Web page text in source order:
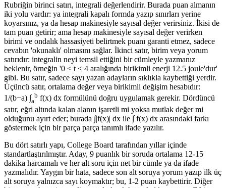
Rubriğin birinci satırı, integrali değerlendirir. Burada puan almanın
iki yolu vardır: ya integrali kapalı formda yazıp sınırları yerine
koyarsınız, ya da hesap makinesiyle sayısal değer verirsiniz. İkisi de
tam puan getirir; ama hesap makinesiyle sayısal değer verirken
birimi ve ondalık hassasiyeti belirtmek puanı garanti etmez, sadece
cevabın 'okunaklı' olmasını sağlar. İkinci satır, birim veya yorum
satırıdır: integralin neyi temsil ettiğini bir cümleyle yazmanız
beklenir, örneğin '0 ≤ t ≤ 4 aralığında birikimli enerji 12.5 joule'dur'
gibi. Bu satır, sadece sayı yazan adayların sıklıkla kaybettiği yerdir.
Üçüncü satır, ortalama değer veya birikimli değişim hesabıdır:
1/(b−a) ∫a
b f(x) dx formülünü doğru uygulamak gerekir. Dördüncü
satır, eğri altında kalan alanın işaretli mi yoksa mutlak değer mi
olduğunu ayırt eder; burada ∫|f(x)| dx ile ∫ f(x) dx arasındaki farkı
göstermek için bir parça parça tanımlı ifade yazılır.
Bu dört satırlı yapı, College Board tarafından yıllar içinde
standartlaştırılmıştır. Aday, 9 puanlık bir soruda ortalama 12-15
dakika harcamalı ve her alt soru için net bir cümle ya da ifade
yazmalıdır. Yaygın bir hata, sadece son alt soruya yorum yazıp ilk üç
alt soruya yalnızca sayı koymaktır; bu, 1-2 puan kaybettirir. Diğer